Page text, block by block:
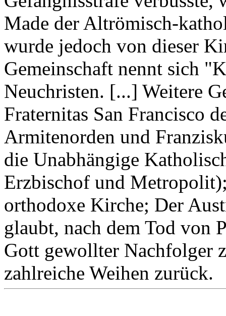
Made der Altrömisch-
wurde jedoch von dieser
Gemeinschaft nennt sich
Neuchristen. [...] Weitere
Fraternitas San Francisco
Armitenorden und
die Unabhängige
Erzbischof und
orthodoxe Kirche; Der
glaubt, nach dem Tod von
Gott gewollter Nachfolger
zahlreiche Weihen zurück.